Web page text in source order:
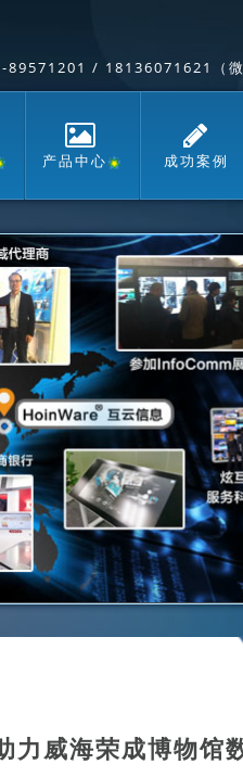
89571201 / 18136071621（
产品中心 成功案例
威海荣成博物馆